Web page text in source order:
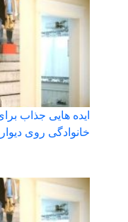
ایده هایی جذاب
خانوادگی روی